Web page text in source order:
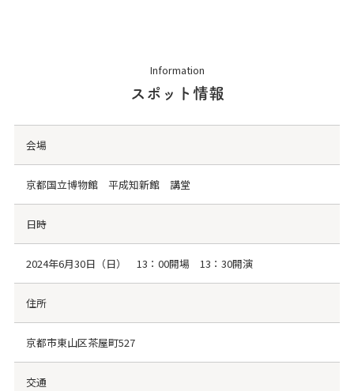
Information
スポット情報
会場
京都国立博物館 平成知新館 講堂
日時
2024年6月30日（日） 13：00開場 13：30開演
住所
京都市東山区茶屋町527
交通